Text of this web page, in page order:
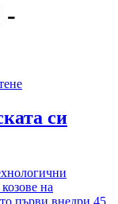
-
си
на
първи внедри 45